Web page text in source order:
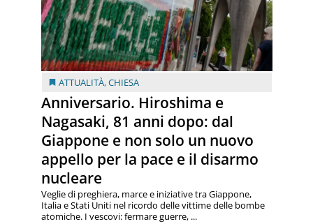
ATTUALITÀ,CHIESA
Anniversario. Hiroshima e
Nagasaki, 81 anni dopo: dal
Giappone e non solo un nuovo
appello per la pace e il disarmo
nucleare
Veglie di preghiera, marce e iniziative tra Giappone,
Italia e Stati Uniti nel ricordo delle vittime delle bombe
atomiche. I vescovi: fermare guerre, ...